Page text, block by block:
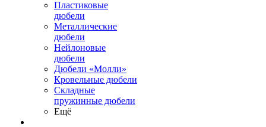
Пластиковые
дюбели
Металлические
дюбели
Нейлоновые
дюбели
Дюбели «Молли»
Кровельные дюбели
Складные
пружинные дюбели
Ещё